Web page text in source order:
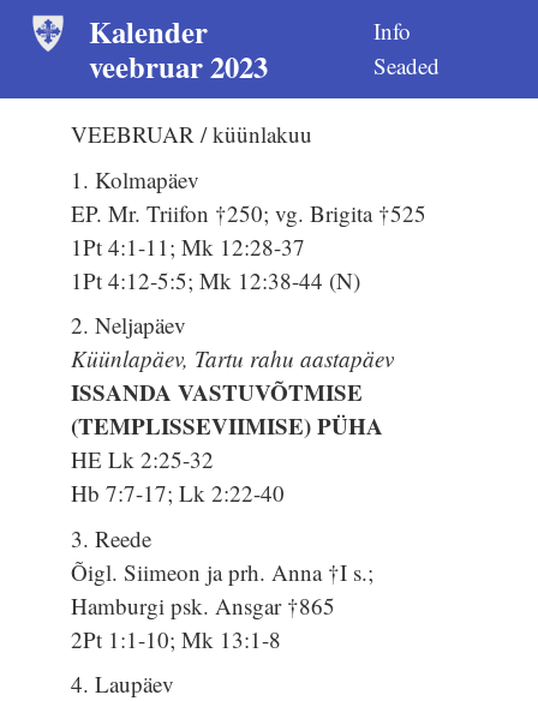
Kalender
veebruar 2023
Info
Seaded
VEEBRUAR / küünlakuu
1. Kolmapäev
EP. Mr. Triifon †250; vg. Brigita †525
1Pt 4:1-11; Mk 12:28-37
1Pt 4:12-5:5; Mk 12:38-44 (N)
2. Neljapäev
Küünlapäev, Tartu rahu aastapäev
ISSANDA VASTUVÕTMISE
(TEMPLISSEVIIMISE) PÜHA
HE Lk 2:25-32
Hb 7:7-17; Lk 2:22-40
3. Reede
Õigl. Siimeon ja prh. Anna †I s.;
Hamburgi psk. Ansgar †865
2Pt 1:1-10; Mk 13:1-8
4. Laupäev